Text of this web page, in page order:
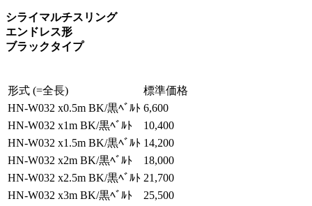
シライマルチスリング
エンドレス形
ブラックタイプ
形式 (=全長)
標準価格
HN-W032 x0.5m BK/黒ﾍﾞﾙﾄ 6,600
HN-W032 x1m BK/黒ﾍﾞﾙﾄ
10,400
HN-W032 x1.5m BK/黒ﾍﾞﾙﾄ 14,200
HN-W032 x2m BK/黒ﾍﾞﾙﾄ
18,000
HN-W032 x2.5m BK/黒ﾍﾞﾙﾄ 21,700
HN-W032 x3m BK/黒ﾍﾞﾙﾄ
25,500